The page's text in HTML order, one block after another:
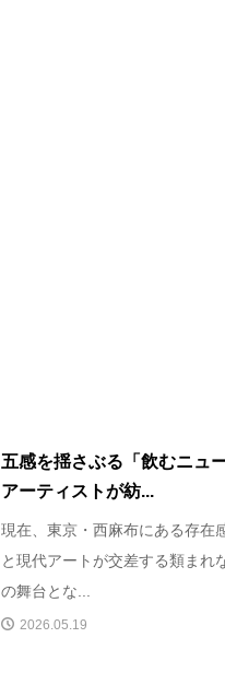
五感を揺さぶる「飲むニュ
アーティストが紡...
現在、東京・西麻布にある存在
と現代アートが交差する類まれ
の舞台とな...
2026.05.19